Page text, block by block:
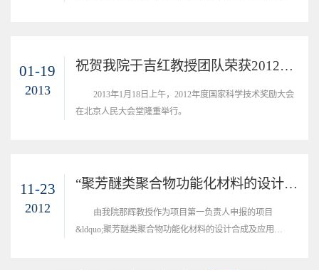
01-19
2013
祝贺我院于吉红教授团队荣获2012年度国家自然科学二等奖
2013年1月18日上午，2012年度国家科学技术奖励大会
在北京人民大会堂隆重举行。
11-23
2012
“聚芳醚类聚合物功能化材料的设计合成及应用”项目喜获2012年度中国石油和化学工业联合会科技进步一等奖
由我院那辉教授作为项目第一负责人申报的项目
&ldquo;聚芳醚类聚合物功能化材料的设计合成及应用